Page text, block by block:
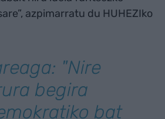
azpimarratu du HUHEZIko
"Nire
begira
bat